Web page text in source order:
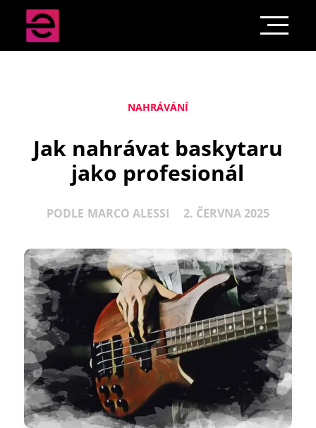
NAHRÁVÁNÍ
Jak nahrávat baskytaru
jako profesionál
PODLE MARCO ALESSI 2. ČERVNA 2025